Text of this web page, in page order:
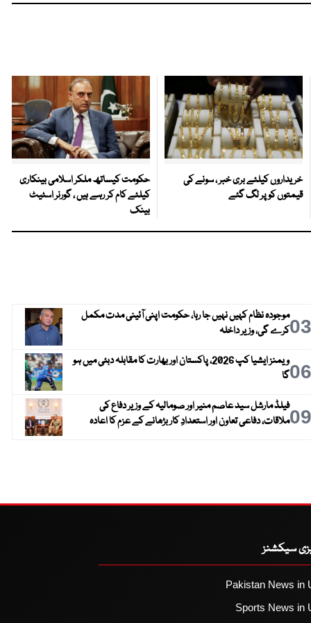
خریداروں کیلئے بری خبر ، سونے کی
قیمتوں کو پر لگ گئے
حکومت کیساتھ ملکر اسلامی بینکاری
کیلئے کام کر رہے ہیں ، گورنر اسٹیٹ
بینک
03موجودہ نظام کہیں نہیں جا رہا، حکومت اپنی آئینی مدت مکمل
کرے گی، وزیر داخلہ
06
ویمنز ایشیا کپ 2026، پاکستان اور بھارت کا مقابلہ دبئی میں ہو
گا
09فیلڈ مارشل سید عاصم منیر اور صومالیہ کے وزیر دفاع کی
ملاقات، دفاعی تعاون اور استعدادِ کار بڑھانے کے عزم کا اعادہ
سیکشنز
Pakistan News in
Sports News in